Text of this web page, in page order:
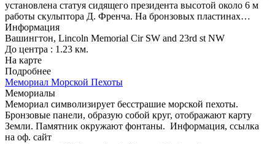
установлена статуя сидящего президента высотой около 6 м
работы скульптора Д. Френча. На бронзовых пластинах…
Информация
Вашингтон, Lincoln Memorial Cir SW and 23rd st NW
До центра : 1.23 км.
На карте
Подробнее
Мемориал Морской Пехоты
Мемориалы
Мемориал символизирует бесстрашие морской пехоты.
Бронзовые панели, образую собой круг, отображают карту
Земли. Памятник окружают фонтаны. Информация, ссылка
на оф. сайт